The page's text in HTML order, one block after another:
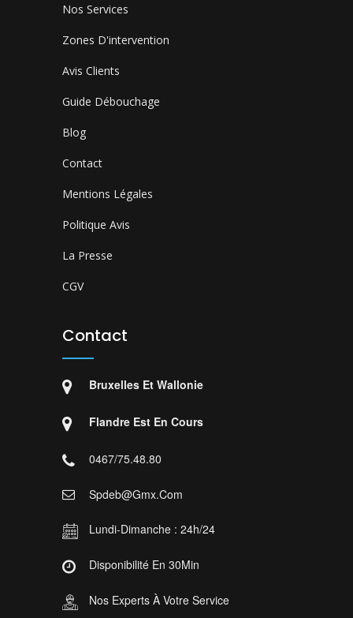
Nos Services
Zones D'intervention
Avis Clients
Guide Débouchage
Blog
Contact
Mentions Légales
Politique Avis
La Presse
CGV
Contact
Bruxelles Et Wallonie
Flandre Est En Cours
0467/75.48.80
Spdeb@gmx.com
Lundi-Dimanche : 24h/24
Disponibilité En 30Min
Nos Experts À Votre Service